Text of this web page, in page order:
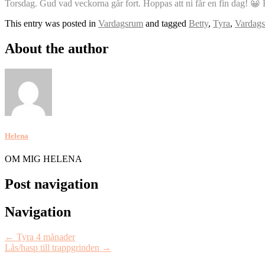
Torsdag. Gud vad veckorna går fort. Hoppas att ni får en fin dag!
This entry was posted in Vardagsrum and tagged Betty, Tyra,
About the author
Helena
OM MIG HELENA
Post navigation
Navigation
← Tyra 4 månader
Lås/hasp till trappgrinden →